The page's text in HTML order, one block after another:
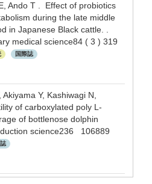
Ando T . Effect of probiotics
during the late middle
in Japanese Black cattle. .
medical science84 ( 3 ) 319
国際誌
Y, Kashiwagi N,
of carboxylated poly L-
of bottlenose dolphin
science236 106889